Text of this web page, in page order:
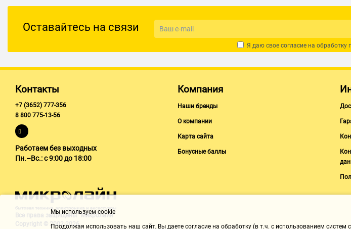
Оставайтесь на связи
Я даю свое согласие на обработку
Контакты
+7 (3652) 777-356
8 800 775-13-56
Работаем без выходных
Пн.–Вс.: с 9:00 до 18:00
Компания
Наши бренды
О компании
Карта сайта
Бонусные баллы
Все права защищены "Микролайн"
Copyright © 2002-2026
Мы используем cookie
Продолжая использовать наш cайт, Вы даете согласие на обработку (в т.ч. с использованием